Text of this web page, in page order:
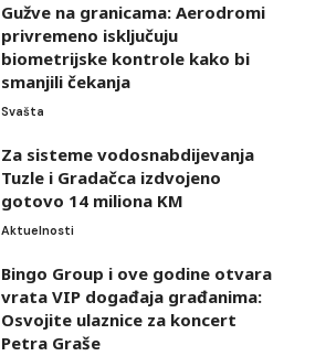
Gužve na granicama: Aerodromi
privremeno isključuju
biometrijske kontrole kako bi
smanjili čekanja
Svašta
Za sisteme vodosnabdijevanja
Tuzle i Gradačca izdvojeno
gotovo 14 miliona KM
Aktuelnosti
Bingo Group i ove godine otvara
vrata VIP događaja građanima:
Osvojite ulaznice za koncert
Petra Graše